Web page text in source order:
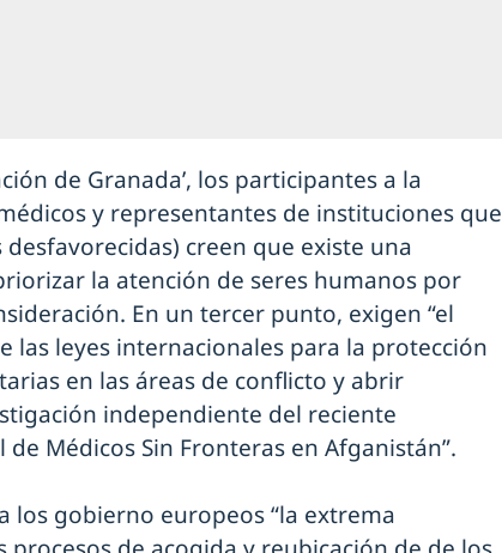
de Granada’, los participantes a la
y representantes de instituciones que
creen que existe una
la atención de seres humanos por
En un tercer punto, exigen “el
las leyes internacionales para la protección
en las áreas de conflicto y abrir
independiente del reciente
Médicos Sin Fronteras en Afganistán”.
los gobierno europeos “la extrema